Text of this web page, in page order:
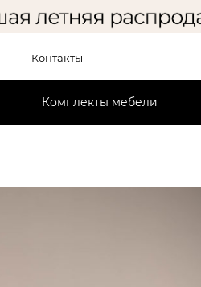
Контакты
Комплекты мебели